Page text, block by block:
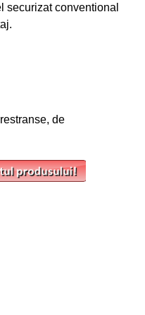
securizat conventional
de